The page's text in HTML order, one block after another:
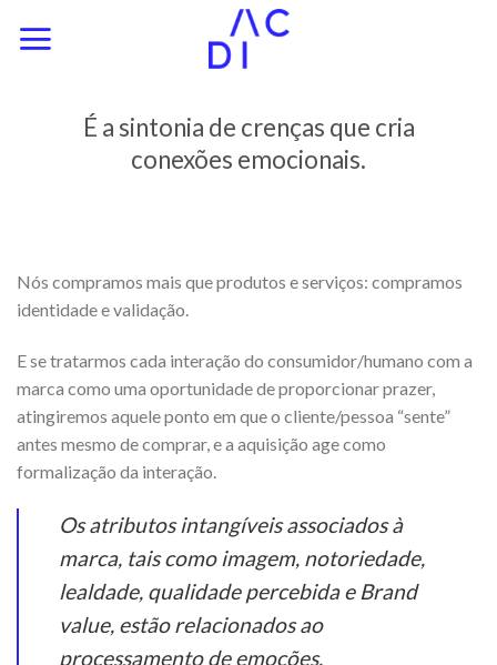
É a sintonia de crenças que cria
conexões emocionais.
Nós compramos mais que produtos e serviços: compramos
identidade e validação.
E se tratarmos cada interação do consumidor/humano com a
marca como uma oportunidade de proporcionar prazer,
atingiremos aquele ponto em que o cliente/pessoa “sente”
antes mesmo de comprar, e a aquisição age como
formalização da interação.
Os atributos intangíveis associados à
marca, tais como imagem, notoriedade,
lealdade, qualidade percebida e Brand
value, estão relacionados ao
processamento de emoções.